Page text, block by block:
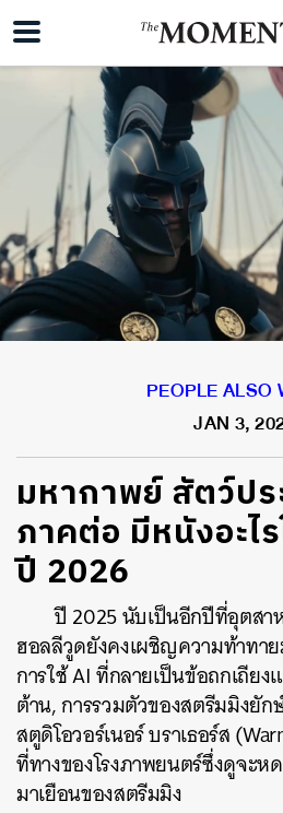
PEOPLE ALSO
JAN 3,
มหากาพย์ สัตว์ปร
ภาคต่อ มีหนังอะไ
ปี 2026
ปี 2025 นับเป็นอีกปีที่อุตส
ฮอลลีวูดยังคงเผชิญความท้าทา
การใช้ AI ที่กลายเป็นข้อถกเถีย
ต้าน, การรวมตัวของสตรีมมิงยั
สตูดิโอวอร์เนอร์ บราเธอร์ส
ที่ทางของโรงภาพยนตร์ซึ่งดูจะห
มาเยือนของสตรีมมิง